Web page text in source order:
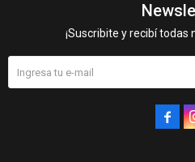
¡Suscribite y recibí todas
